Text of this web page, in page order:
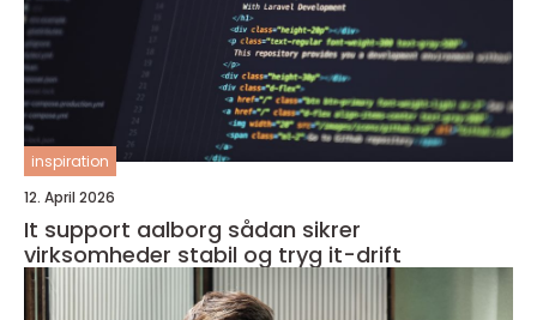
inspiration
12. April 2026
It support aalborg sådan sikrer
virksomheder stabil og tryg it-drift